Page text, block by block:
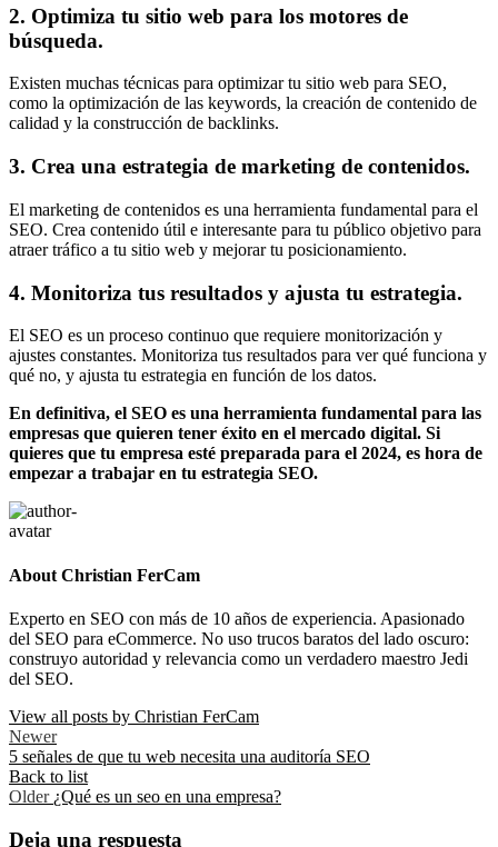
2. Optimiza tu sitio web para los motores de
búsqueda.
Existen muchas técnicas para optimizar tu sitio web para SEO,
como la optimización de las keywords, la creación de contenido de
calidad y la construcción de backlinks.
3. Crea una estrategia de marketing de contenidos.
El marketing de contenidos es una herramienta fundamental para el
SEO. Crea contenido útil e interesante para tu público objetivo para
atraer tráfico a tu sitio web y mejorar tu posicionamiento.
4. Monitoriza tus resultados y ajusta tu estrategia.
El SEO es un proceso continuo que requiere monitorización y
ajustes constantes. Monitoriza tus resultados para ver qué funciona y
qué no, y ajusta tu estrategia en función de los datos.
En definitiva, el SEO es una herramienta fundamental para las
empresas que quieren tener éxito en el mercado digital. Si
quieres que tu empresa esté preparada para el 2024, es hora de
empezar a trabajar en tu estrategia SEO.
About Christian FerCam
Experto en SEO con más de 10 años de experiencia. Apasionado
del SEO para eCommerce. No uso trucos baratos del lado oscuro:
construyo autoridad y relevancia como un verdadero maestro Jedi
del SEO.
View all posts by Christian FerCam
Newer
5 señales de que tu web necesita una auditoría SEO
Back to list
Older ¿Qué es un seo en una empresa?
Deja una respuesta